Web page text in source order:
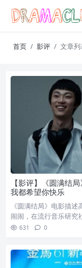
首页 影评 文章列
【影评】《圆满结
我都希望你快乐
《圆满结局》电影描
闹闹，在流行音乐研究
631 0